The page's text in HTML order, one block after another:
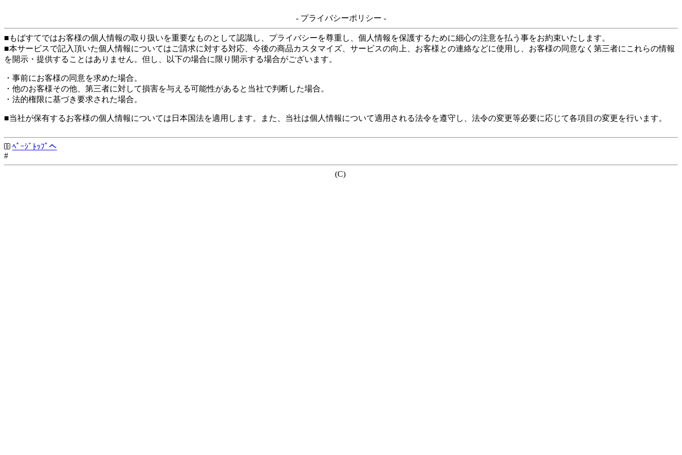
- プライバシーポリシー -
■もばすてではお客様の個人情報の取り扱いを重要なものとして認識し、プライバシーを尊重し、個人情報を保護するために細心の注意を払う事をお約束いたします。
■本サービスで記入頂いた個人情報についてはご請求に対する対応、今後の商品カスタマイズ、サービスの向上、お客様との連絡などに使用し、お客様の同意なく第三者にこれらの情報
を開示・提供することはありません。但し、以下の場合に限り開示する場合がございます。
・事前にお客様の同意を求めた場合。
・他のお客様その他、第三者に対して損害を与える可能性があると当社で判断した場合。
・法的権限に基づき要求された場合。
■当社が保有するお客様の個人情報については日本国法を適用します。また、当社は個人情報について適用される法令を遵守し、法令の変更等必要に応じて各項目の変更を行います。
ﾍﾟｰｼﾞﾄｯﾌﾟへ
#
(C)